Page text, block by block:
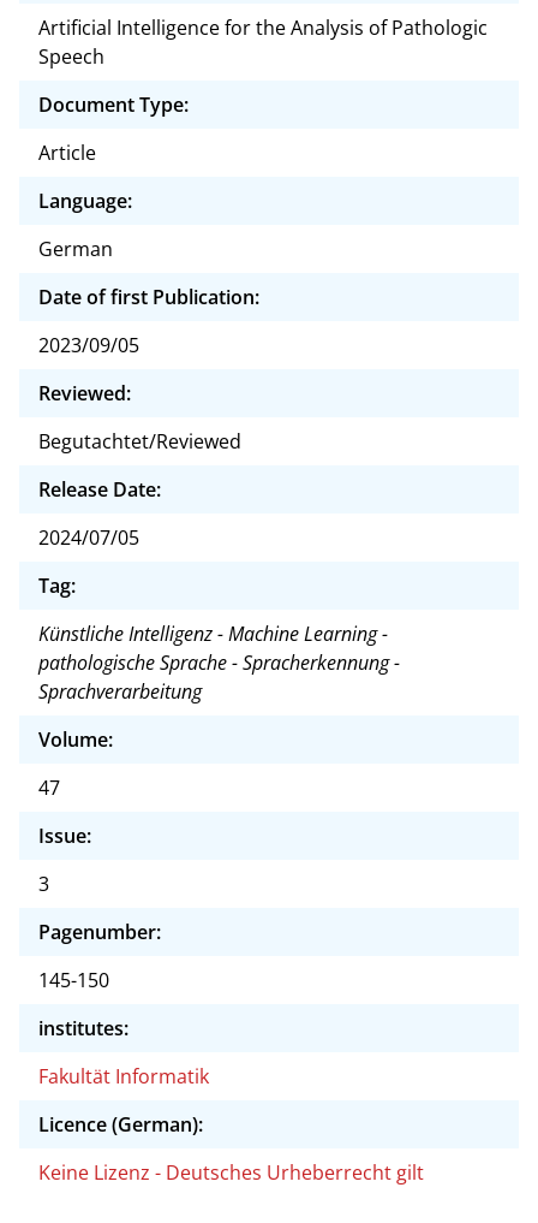
Artificial Intelligence for the Analysis of Pathologic
Speech
Document Type:
Article
Language:
German
Date of first Publication:
2023/09/05
Reviewed:
Begutachtet/Reviewed
Release Date:
2024/07/05
Tag:
Künstliche Intelligenz - Machine Learning -
pathologische Sprache - Spracherkennung -
Sprachverarbeitung
Volume:
47
Issue:
3
Pagenumber:
145-150
institutes:
Fakultät Informatik
Licence (German):
Keine Lizenz - Deutsches Urheberrecht gilt